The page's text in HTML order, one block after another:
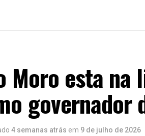
Moro esta na
governador
4 semanas atrás em 9 de julho de 2026